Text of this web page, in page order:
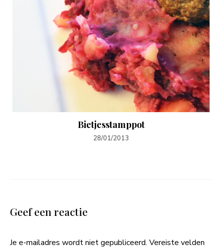
Bietjesstamppot
28/01/2013
Geef een reactie
Je e-mailadres wordt niet gepubliceerd. Vereiste velden